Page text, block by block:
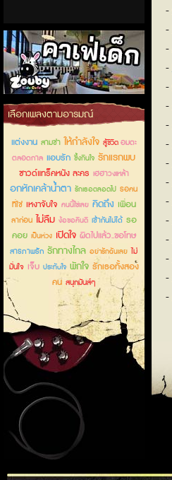
คาเฟ่เด็กลำลูกกา
เลือกเพลงตามอารมณ์
แต่งงาน สามช่า ให้กำลังใจ สู้ชีวิตอมตะ
ตลอดกาล แอบรัก ซึ้งกินใจ รักแรกพบ
ซาวด์แทร็คหนัง ละคร เฮฮาวงเหล้า
อกหักเคล้าน้ำตา รักเธอตลอดไป รอคน
ที่ใช่ เหงาจับใจ คนนี้ใช่เลย คิดถึง เพื่อน
ลาก่อน ไม่ลืม ง้อขอคืนดี เข้ากันไม่ได้ รอ
คอย เป็นห่วง เปิดใจ ผิดไปแล้ว..ขอโทษ
สารภาพรัก รักทางไกล อย่ารักฉันเลย ไม่
มั่นใจ เจ็บ ประทับใจ พักใจ รักเธอทั้งสอง
คน สนุกมันส์ๆ